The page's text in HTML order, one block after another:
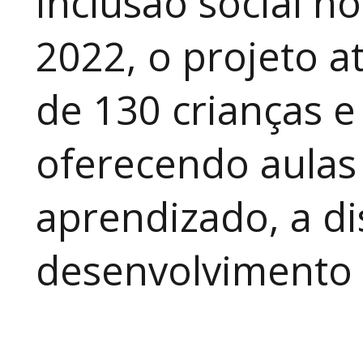
2022, o projeto
de 130 crianças
oferecendo
aprendizado, a